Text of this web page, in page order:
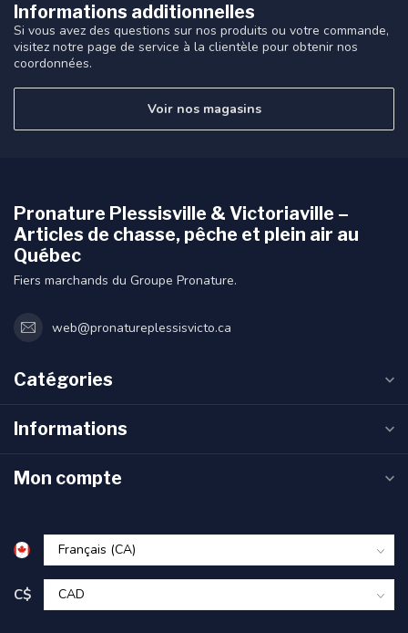
Informations additionnelles
Si vous avez des questions sur nos produits ou votre commande,
visitez notre page de service à la clientèle pour obtenir nos
coordonnées.
Voir nos magasins
Pronature Plessisville & Victoriaville –
Articles de chasse, pêche et plein air au
Québec
Fiers marchands du Groupe Pronature.
web@pronatureplessisvicto.ca
Catégories
Informations
Mon compte
C$